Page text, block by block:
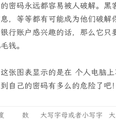
密码永远都容易被人破解。
，等等都有可能成为他们破
行账户感兴趣的话，那么它
钱。
张图表显示的是在 个人电脑
自己的密码有多么的危险了吧！
数
大写字母或者小写字